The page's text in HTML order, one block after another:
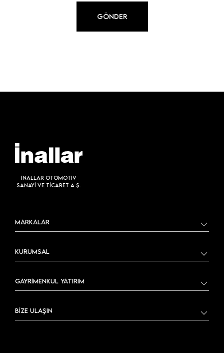
GÖNDER
İNALLAR OTOMOTİV
SANAYİ VE TİCARET A.Ş.
MARKALAR
KURUMSAL
GAYRİMENKUL YATIRIM
BİZE ULAŞIN